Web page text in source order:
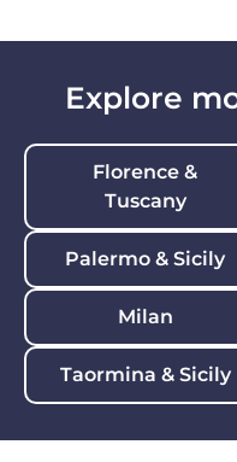
Explore
Florence &
Tuscany
Palermo & Sicily
Milan
Taormina & Sicily